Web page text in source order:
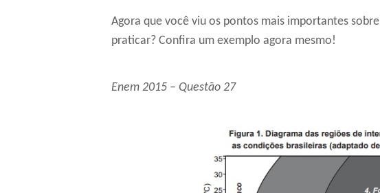
Agora que você viu os pontos mais importantes
praticar? Confira um exemplo agora mesmo!
Enem 2015 – Questão 27